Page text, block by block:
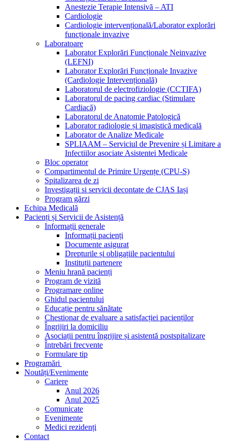
Anestezie Terapie Intensivă – ATI
Cardiologie
Cardiologie intervențională/Laborator explorări
funcționale invazive
Laboratoare
Laborator Explorări Funcționale Neinvazive
(LEFNI)
Laborator Explorări Funcționale Invazive
(Cardiologie Intervențională)
Laboratorul de electrofiziologie (CCTIFA)
Laboratorul de pacing cardiac (Stimulare
Cardiacă)
Laboratorul de Anatomie Patologică
Laborator radiologie și imagistică medicală
Laborator de Analize Medicale
SPLIAAM – Serviciul de Prevenire și Limitare a
Infectiilor asociate Asistentei Medicale
Bloc operator
Compartimentul de Primire Urgențe (CPU-S)
Spitalizarea de zi
Investigații si servicii decontate de CJAS Iași
Program gărzi
Echipa Medicală
Pacienți și Servicii de Asistență
Informații generale
Informații pacienți
Documente asigurat
Drepturile și obligațiile pacientului
Instituții partenere
Meniu hrană pacienți
Program de vizită
Programare online
Ghidul pacientului
Educație pentru sănătate
Chestionar de evaluare a satisfacției pacienților
Îngrijiri la domiciliu
Asociații pentru îngrijire și asistentă postspitalizare
Întrebări frecvente
Formulare tip
Programări
Noutăți/Evenimente
Cariere
Anul 2026
Anul 2025
Comunicate
Evenimente
Medici rezidenți
Contact